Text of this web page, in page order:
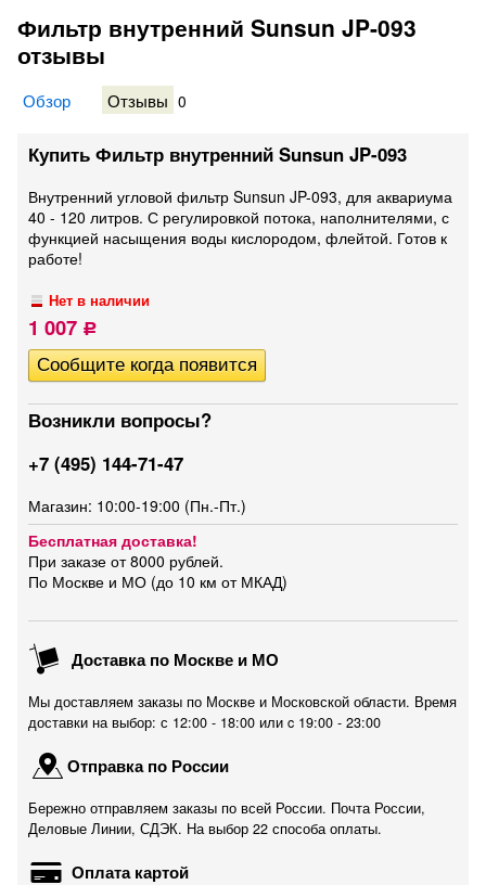
Фильтр внутренний Sunsun JP-093
отзывы
Обзор Отзывы 0
Купить Фильтр внутренний Sunsun JP-093
Внутренний угловой фильтр Sunsun JP-093, для аквариума
40 - 120 литров. С регулировкой потока, наполнителями, с
функцией насыщения воды кислородом, флейтой. Готов к
работе!
Нет в наличии
1 007 Р
Возникли вопросы?
+7 (495) 144-71-47
Магазин: 10:00-19:00 (Пн.-Пт.)
Бесплатная доставка!
При заказе от 8000 рублей.
По Москве и МО (до 10 км от МКАД)
Доставка по Москве и МО
Мы доставляем заказы по Москве и Московской области. Время
доставки на выбор: с 12:00 - 18:00 или c 19:00 - 23:00
Отправка по России
Бережно отправляем заказы по всей России. Почта России,
Деловые Линии, СДЭК. На выбор 22 способа оплаты.
Оплата картой